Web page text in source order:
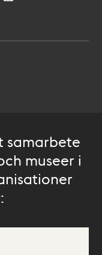
samarbete
museer i